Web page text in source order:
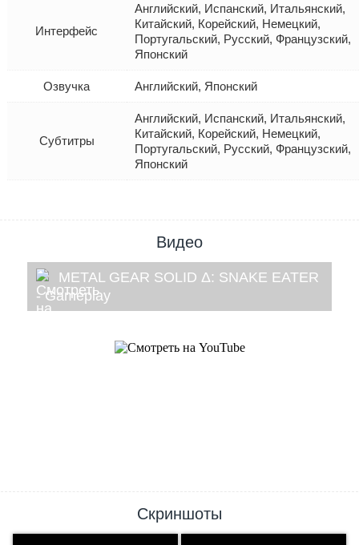
Интерфейс
Английский, Испанский, Итальянский,
Китайский, Корейский, Немецкий,
Португальский, Русский, Французский,
Японский
Озвучка Английский, Японский
Субтитры
Английский, Испанский, Итальянский,
Китайский, Корейский, Немецкий,
Португальский, Русский, Французский,
Японский
Видео
METAL GEAR SOLID Δ: SNAKE EATER
- Gameplay
Скриншоты